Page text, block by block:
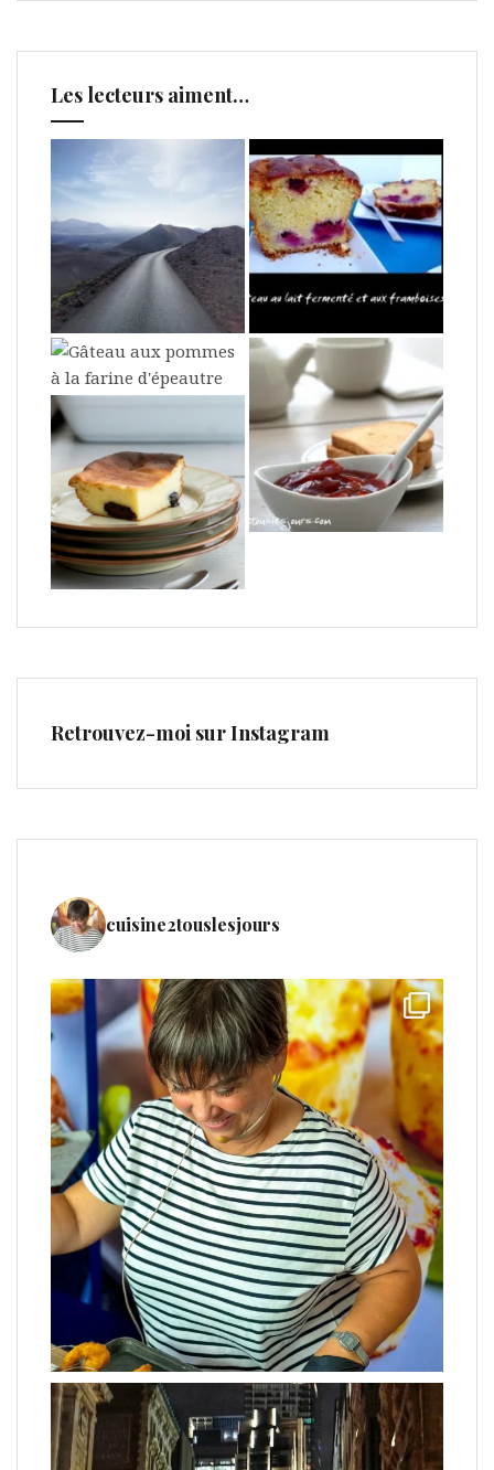
Les lecteurs aiment…
Retrouvez-moi sur Instagram
cuisine2touslesjours